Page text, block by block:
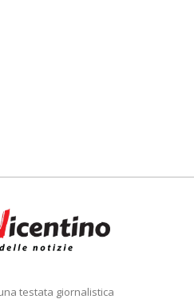
testata giornalistica